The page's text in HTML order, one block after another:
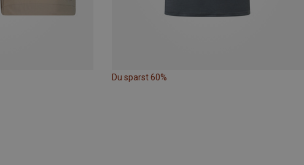
Du sparst 60%